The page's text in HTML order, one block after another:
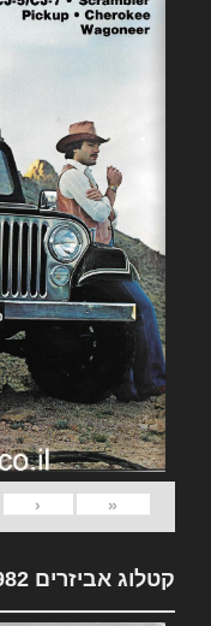
«
‹
קטלוג אביזרים 1982 Jeep